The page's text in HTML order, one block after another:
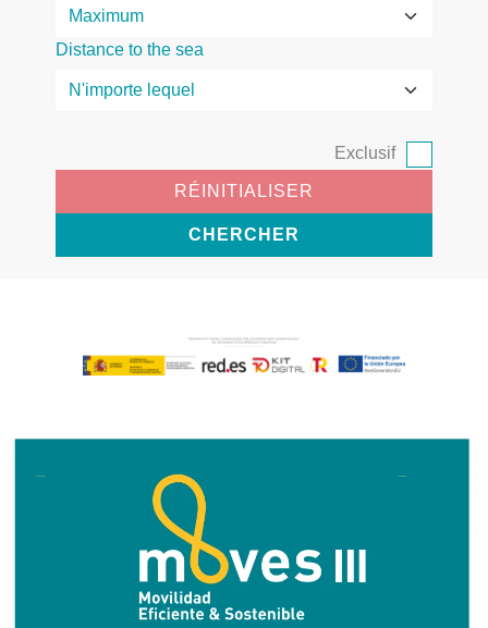
Distance to the sea
Exclusif
RÉINITIALISER
CHERCHER